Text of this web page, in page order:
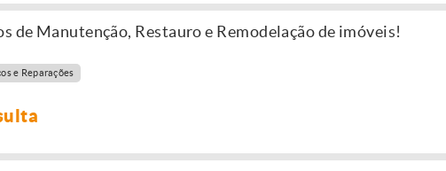
de Manutenção, Restauro e Remodelação de imóveis!
e Reparações